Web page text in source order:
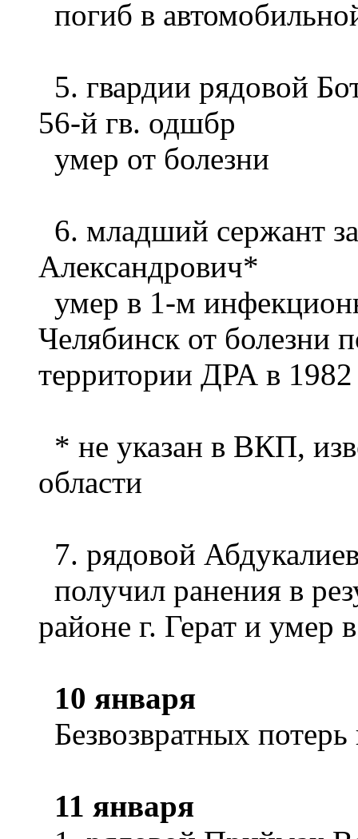
погиб в
5. гвардии рядовой
56-й гв. одшбр
умер от болезни
6. младший сержант
Александрович*
умер в 1-м
Челябинск от болезни
территории ДРА в 1982
* не указан в ВКП,
области
7. рядовой
получил ранения в
районе г. Герат и умер
10 января
Безвозвратных
11 января